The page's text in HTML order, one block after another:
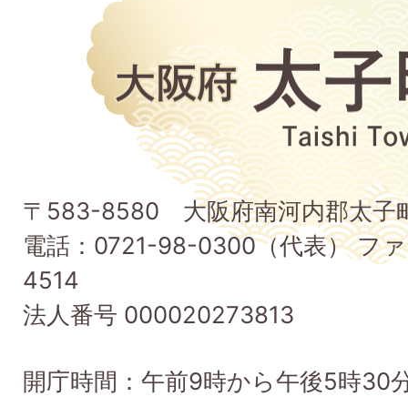
町
Taishi
Town
〒583-8580 大阪府南河内郡太子
電話：0721-98-0300（代表） フ
4514
法人番号 000020273813
開庁時間：午前9時から午後5時30